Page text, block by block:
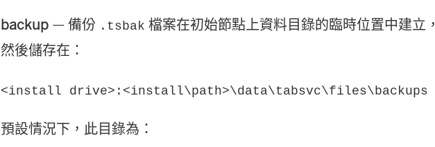
backup — 備份 .tsbak 檔案在初始節點上資料目錄的臨時位置中建立，
然後儲存在：
<install drive>:<install\path>\data\tabsvc\files\backups
預設情況下，此目錄為：